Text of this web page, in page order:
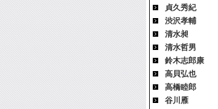
貞久秀紀
渋沢孝輔
清水昶
清水哲男
鈴木志郎康
高貝弘也
高橋睦郎
谷川雁